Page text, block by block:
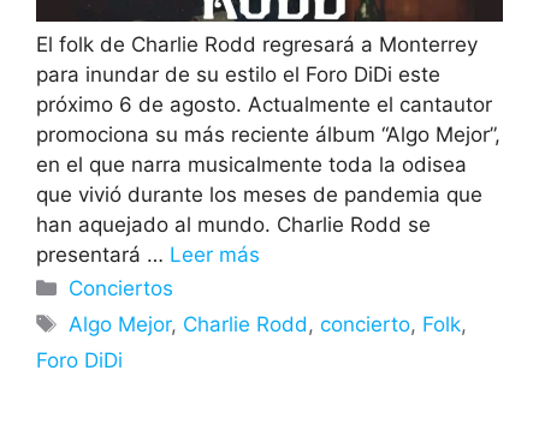
El folk de Charlie Rodd regresará a Monterrey
para inundar de su estilo el Foro DiDi este
próximo 6 de agosto. Actualmente el cantautor
promociona su más reciente álbum “Algo Mejor”,
en el que narra musicalmente toda la odisea
que vivió durante los meses de pandemia que
han aquejado al mundo. Charlie Rodd se
presentará … Leer más
Categorías
Conciertos
Etiquetas
Algo Mejor, Charlie Rodd ,concierto, Folk,
Foro DiDi